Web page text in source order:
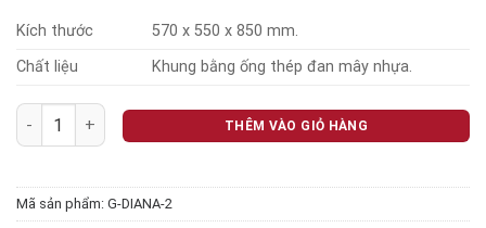
Kích thước
570 x 550 x 850 mm.
Chất liệu
Khung bằng ống thép đan mây nhựa.
Ghế tay vuông số lượng
THÊM VÀO GIỎ HÀNG
Mã sản phẩm: G-DIANA-2